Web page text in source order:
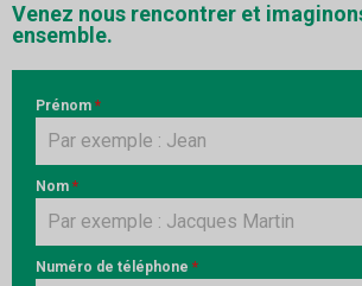
Venez nous rencontrer et
ensemble.
Prénom *
Nom *
Numéro de téléphone *